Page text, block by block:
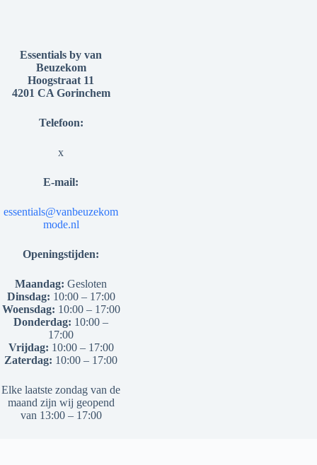
Essentials by van
Beuzekom
Hoogstraat 11
4201 CA Gorinchem
Telefoon:
x
E-mail:
essentials@vanbeuzekom
mode.nl
Openingstijden:
Maandag: Gesloten
Dinsdag: 10:00 – 17:00
Woensdag: 10:00 – 17:00
Donderdag: 10:00 –
17:00
Vrijdag: 10:00 – 17:00
Zaterdag: 10:00 – 17:00
Elke laatste zondag van de
maand zijn wij geopend
van 13:00 – 17:00